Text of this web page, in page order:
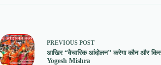
PREVIOUS POST
आखिर “वैचारिक आंदोलन” करेगा कौन और
Yogesh Mishra